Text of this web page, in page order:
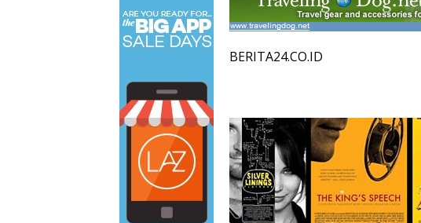
BERITA24.CO.ID